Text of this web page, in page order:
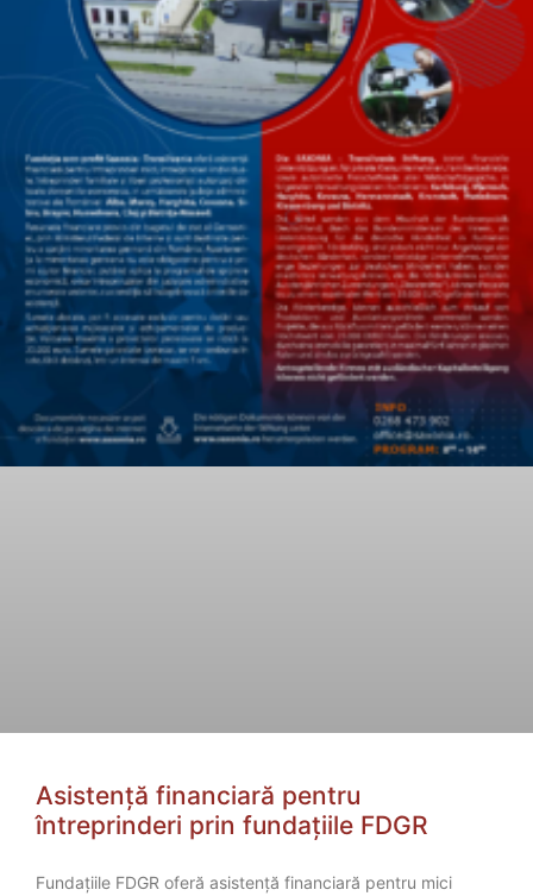
Asistență financiară pentru
întreprinderi prin fundațiile FDGR
Fundațiile FDGR oferă asistență financiară pentru mici